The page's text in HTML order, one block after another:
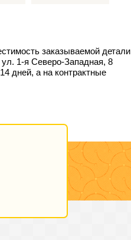
заказываемой детали
1-я Северо-Западная, 8
дней, а на контрактные